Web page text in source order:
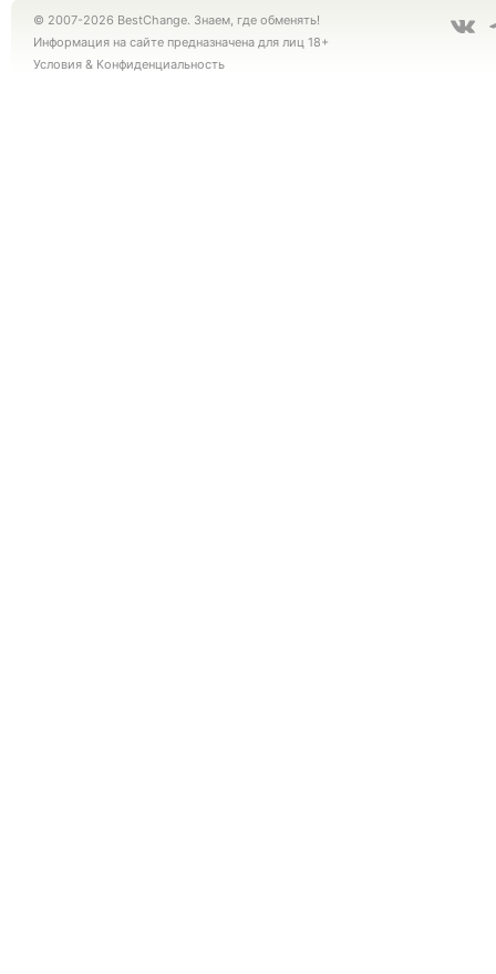
© 2007-2026 BestChange. Знаем, где обменять!
Информация на сайте предназначена для лиц 18+
Условия & Конфиденциальность